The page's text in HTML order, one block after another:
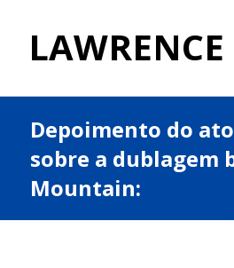
Depoimento do
sobre a dublagem
Mountain: